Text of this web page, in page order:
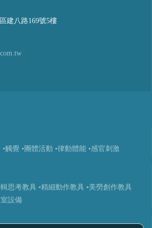
建八路169號5樓
•觸覺 •團體活動 •律動體能 •感官刺激
輯思考教具 •精細動作教具 •美勞創作教具
室設備